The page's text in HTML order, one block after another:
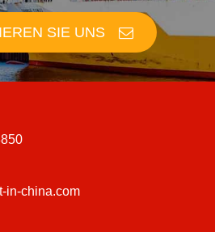
SIE UNS
in-china.com